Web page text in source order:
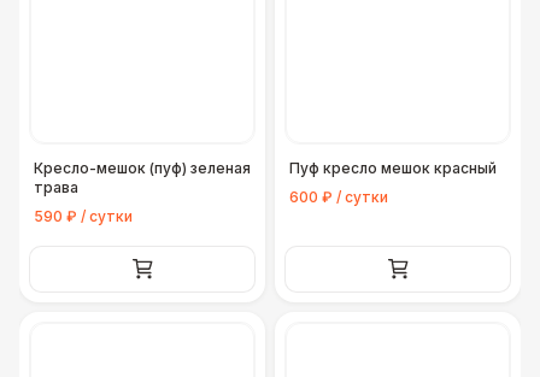
Кресло-мешок (пуф) зеленая
трава
590 ₽ / сутки
Пуф кресло мешок красный
600 ₽ / сутки